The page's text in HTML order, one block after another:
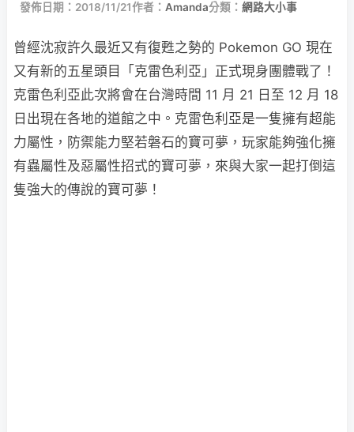
發佈日期：2018/11/21作者： Amanda分類： 網路大小事
曾經沈寂許久最近又有復甦之勢的 Pokemon GO 現在
又有新的五星頭目「克雷色利亞」正式現身團體戰了！
克雷色利亞此次將會在台灣時間 11 月 21 日至 12 月 18
日出現在各地的道館之中。克雷色利亞是一隻擁有超能
力屬性，防禦能力堅若磐石的寶可夢，玩家能夠強化擁
有蟲屬性及惡屬性招式的寶可夢，來與大家一起打倒這
隻強大的傳說的寶可夢！